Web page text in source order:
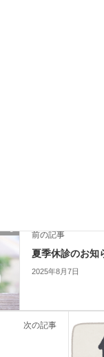
前の記事
夏季休診のお知
2025年8月7日
次の記事